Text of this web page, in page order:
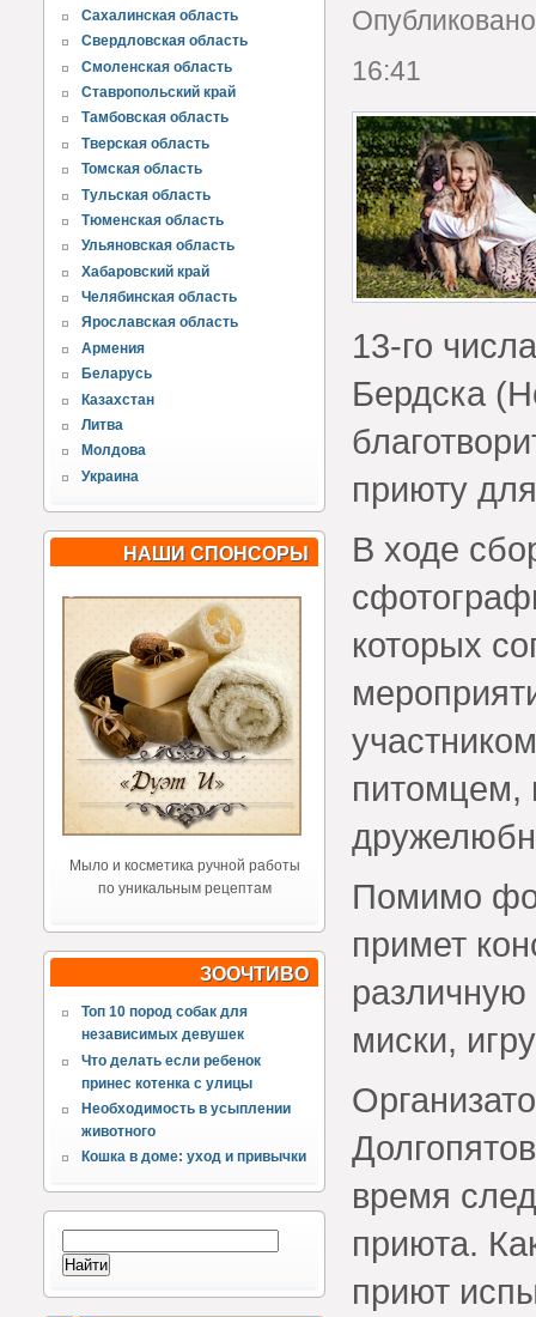
Сахалинская область
Свердловская область
Смоленская область
Ставропольский край
Тамбовская область
Тверская область
Томская область
Тульская область
Тюменская область
Ульяновская область
Хабаровский край
Челябинская область
Ярославская область
Армения
Беларусь
Казахстан
Литва
Молдова
Украина
НАШИ СПОНСОРЫ
Мыло и косметика ручной работы
по уникальным рецептам
ЗООЧТИВО
Топ 10 пород собак для
независимых девушек
Что делать если ребенок
принес котенка с улицы
Необходимость в усыплении
животного
Кошка в доме: уход и привычки
16:41
13-го
Бердска
приюту
В ходе
которых
питомцем,
Помимо
примет
миски,
время
приюта.
приют